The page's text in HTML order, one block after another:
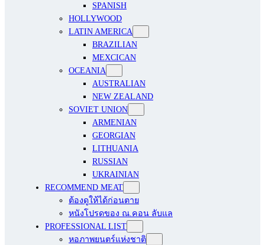
SPANISH
HOLLYWOOD
LATIN AMERICA
BRAZILIAN
MEXCICAN
OCEANIA
AUSTRALIAN
NEW ZEALAND
SOVIET UNION
ARMENIAN
GEORGIAN
LITHUANIA
RUSSIAN
UKRAINIAN
RECOMMEND MEAT
ต้องดูให้ได้ก่อนตาย
หนังโปรดของ ณ.คอน ลับแล
PROFESSIONAL LIST
หอภาพยนตร์แห่งชาติ